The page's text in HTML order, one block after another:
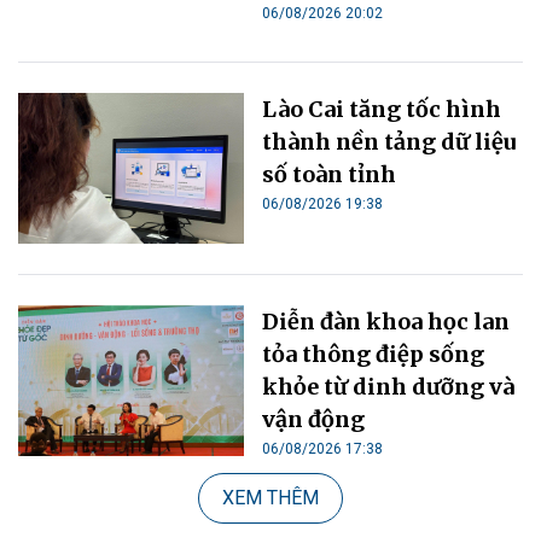
06/08/2026 20:02
Lào Cai tăng tốc hình
thành nền tảng dữ liệu
số toàn tỉnh
06/08/2026 19:38
Diễn đàn khoa học lan
tỏa thông điệp sống
khỏe từ dinh dưỡng và
vận động
06/08/2026 17:38
XEM THÊM